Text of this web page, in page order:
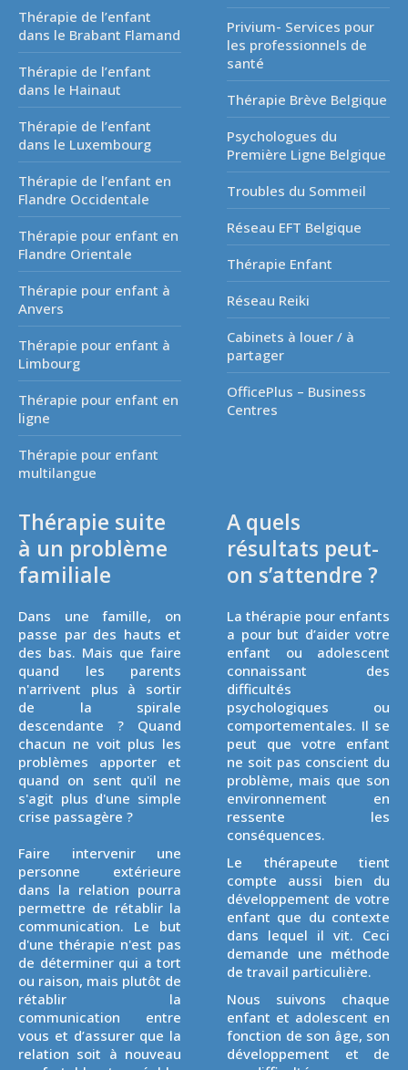
Thérapie de l’enfant
dans le Brabant Flamand
Thérapie de l’enfant
dans le Hainaut
Thérapie de l’enfant
dans le Luxembourg
Thérapie de l’enfant en
Flandre Occidentale
Thérapie pour enfant en
Flandre Orientale
Thérapie pour enfant à
Anvers
Thérapie pour enfant à
Limbourg
Thérapie pour enfant en
ligne
Thérapie pour enfant
multilangue
Privium- Services pour
les professionnels de
santé
Thérapie Brève Belgique
Psychologues du
Première Ligne Belgique
Troubles du Sommeil
Réseau EFT Belgique
Thérapie Enfant
Réseau Reiki
Cabinets à louer / à
partager
OfficePlus – Business
Centres
Thérapie suite
à un problème
familiale
Dans une famille, on
passe par des hauts et
des bas. Mais que faire
quand les parents
n'arrivent plus à sortir
de la spirale
descendante ? Quand
chacun ne voit plus les
problèmes apporter et
quand on sent qu'il ne
s'agit plus d'une simple
crise passagère ?
Faire intervenir une
personne extérieure
dans la relation pourra
permettre de rétablir la
communication. Le but
d'une thérapie n'est pas
de déterminer qui a tort
ou raison, mais plutôt de
rétablir la
communication entre
vous et d’assurer que la
relation soit à nouveau
A quels
résultats peut-
on s’attendre ?
La thérapie pour enfants
a pour but d’aider votre
enfant ou adolescent
connaissant des
difficultés
psychologiques ou
comportementales. Il se
peut que votre enfant
ne soit pas conscient du
problème, mais que son
environnement en
ressente les
conséquences.
Le thérapeute tient
compte aussi bien du
développement de votre
enfant que du contexte
dans lequel il vit. Ceci
demande une méthode
de travail particulière.
Nous suivons chaque
enfant et adolescent en
fonction de son âge, son
développement et de